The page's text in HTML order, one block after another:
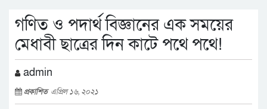
গণিত ও পদার্থ বিজ্ঞানের এক সময়ের
মেধাবী ছাত্রের দিন কাটে পথে পথে!
admin
প্রকাশিত এপ্রিল ১৬, ২০২১